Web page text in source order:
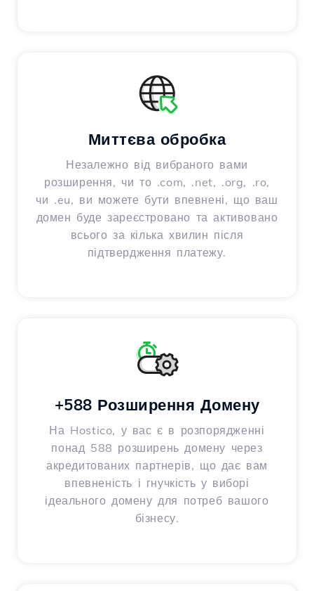
Миттєва обробка
Незалежно від вибраного вами
розширення, чи то .com, .net, .org, .ro,
чи .eu, ви можете бути впевнені, що ваш
домен буде зареєстровано та активовано
всього за кілька хвилин після
підтвердження платежу.
+588 Розширення Домену
На Hostico, у вас є в розпорядженні
понад 588 розширень домену через
акредитованих партнерів, що дає вам
впевненість і гнучкість у виборі
ідеального домену для потреб вашого
бізнесу.